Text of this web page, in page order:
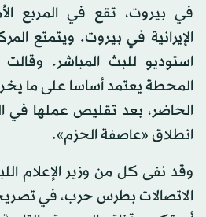
في بيروت، تقع في المربع
الإيرانية في بيروت. ويتمتع
استوديو للبث المباشر.
المحطة يعتمد أساسا على ما
الحاضر، بعد تقليص عملها في
انطلاق «عاصفة الحزم».
وقد نفى كل من وزير الإعلام
الاتصالات بطرس حرب، في